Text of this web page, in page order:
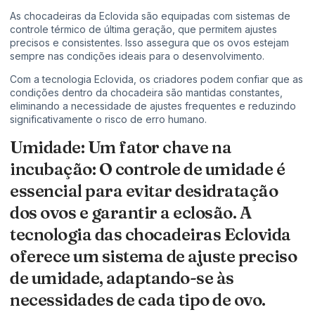
As chocadeiras da Eclovida são equipadas com sistemas de
controle térmico de última geração, que permitem ajustes
precisos e consistentes. Isso assegura que os ovos estejam
sempre nas condições ideais para o desenvolvimento.
Com a tecnologia Eclovida, os criadores podem confiar que as
condições dentro da chocadeira são mantidas constantes,
eliminando a necessidade de ajustes frequentes e reduzindo
significativamente o risco de erro humano.
Umidade: Um fator chave na
incubação: O controle de umidade é
essencial para evitar desidratação
dos ovos e garantir a eclosão. A
tecnologia das chocadeiras Eclovida
oferece um sistema de ajuste preciso
de umidade, adaptando-se às
necessidades de cada tipo de ovo.